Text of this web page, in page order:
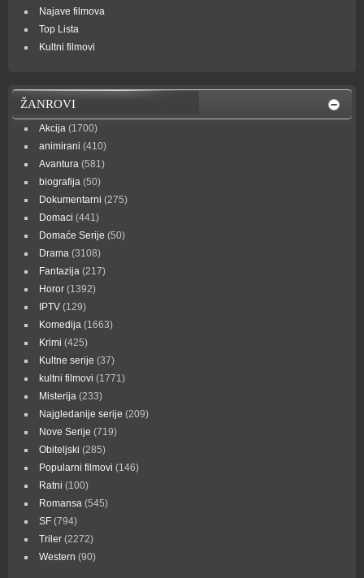
Najave filmova
Top Lista
Kultni filmovi
ŽANROVI
Akcija (1700)
animirani (410)
Avantura (581)
biografija (50)
Dokumentarni (275)
Domaci (441)
Domaće Serije (50)
Drama (3108)
Fantazija (217)
Horor (1392)
IPTV (129)
Komedija (1663)
Krimi (425)
Kultne serije (37)
kultni filmovi (1771)
Misterija (233)
Najgledanije serije (209)
Nove Serije (719)
Obiteljski (285)
Popularni filmovi (146)
Ratni (100)
Romansa (545)
SF (794)
Triler (2272)
Western (90)